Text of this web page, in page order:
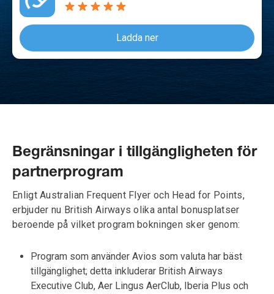
Ladda ner
Begränsningar i tillgängligheten för
partnerprogram
Enligt Australian Frequent Flyer och Head for Points,
erbjuder nu British Airways olika antal bonusplatser
beroende på vilket program bokningen sker genom:
Program som använder Avios som valuta har bäst
tillgänglighet; detta inkluderar British Airways
Executive Club, Aer Lingus AerClub, Iberia Plus och